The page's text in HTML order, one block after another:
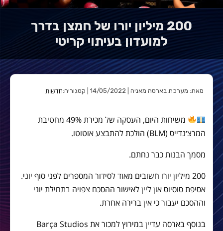
200 מיליון יורו של חמצן בדרך
למועדון בעיתוי קריטי
מאת: מערכת בארסה מאניה | 14/05/2022 | קטגוריה: חדשות
משיחות היום, העסקה של מכירת 49% מחטיבת
המרצ׳נדייס (BLM) הולכת להתבצע אוטוטו.
מסמך הבנות כבר נחתם.
200 מיליון יורו חשובים מאוד לסידור המספרים לפני סוף יוני.
אסיפת סוסיוס און ליין לאישור ההסכם צפויה בתחילת יוני
וההסכם יעבור כי אין ברירה אחרת.
בנוסף בארסה עדיין במירוץ למכור את Barça Studios